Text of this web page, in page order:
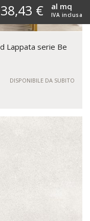
38,43 € IVA inclusa
al mq
Lappata serie Be
DISPONIBILE DA SUBITO